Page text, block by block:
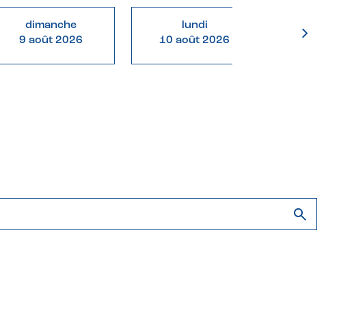
dimanche
9 août 2026
lundi
10 août 2026
11 août